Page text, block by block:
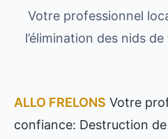
Votre professionnel
l’élimination des nids
ALLO FRELONS Votre
confiance: Destruction